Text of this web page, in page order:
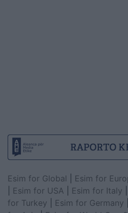
Esim for Global Esim for
Esim for USA Esim for Italy
for Turkey
Esim for Germany